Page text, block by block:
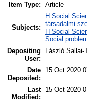
Item Type: Article
Subjects:
H Social
társadalmi
H Social
Social
Depositing
User:
László Sallai-
Date
Deposited:
15 Oct 2020
Last
Modified:
15 Oct 2020